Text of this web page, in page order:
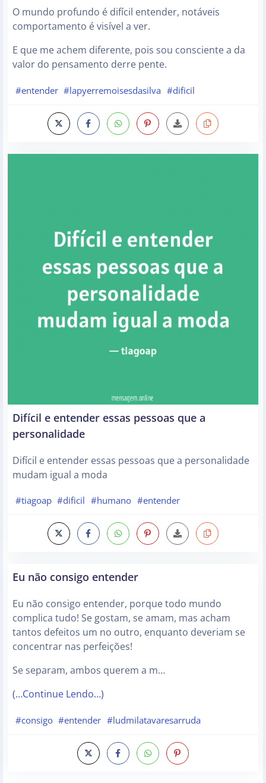
O mundo profundo é difícil entender, notáveis
comportamento é visível a ver.
E que me achem diferente, pois sou consciente a da
valor do pensamento derre pente.
#entender #lapyerremoisesdasilva #dificil
Difícil e entender essas pessoas que a
personalidade
Difícil e entender essas pessoas que a personalidade
mudam igual a moda
#tiagoap #dificil #humano #entender
Eu não consigo entender
Eu não consigo entender, porque todo mundo
complica tudo! Se gostam, se amam, mas acham
tantos defeitos um no outro, enquanto deveriam se
concentrar nas perfeições!
Se separam, ambos querem a m…
(…Continue Lendo…)
#consigo #entender #ludmilatavaresarruda